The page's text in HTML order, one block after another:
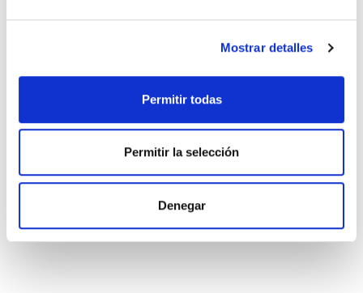
Mostrar detalles
Permitir todas
Permitir la selección
Denegar
Miomas Uterinos, ¿qué son?
¿cómo afectan a la
Los miomas uterinos o leiomiomas, son las
frecuentes, en mujeres que se encuentran en
edad reproductiva, pudiendo afectar
aproximadamente a un 60-70 % […]
Leer más >